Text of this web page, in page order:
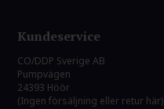
Kundeservice
CO/DDP Sverige AB
Pumpvägen
24393 Höör
(Ingen försäljning eller retur här)